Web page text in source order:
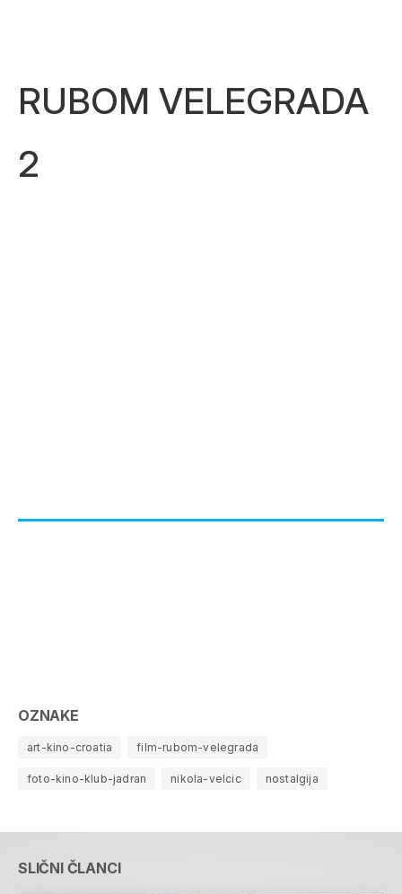
RUBOM VELEGRADA
2
OZNAKE
art-kino-croatia film-rubom-velegrada
foto-kino-klub-jadran nikola-velcic nostalgija
SLIČNI ČLANCI